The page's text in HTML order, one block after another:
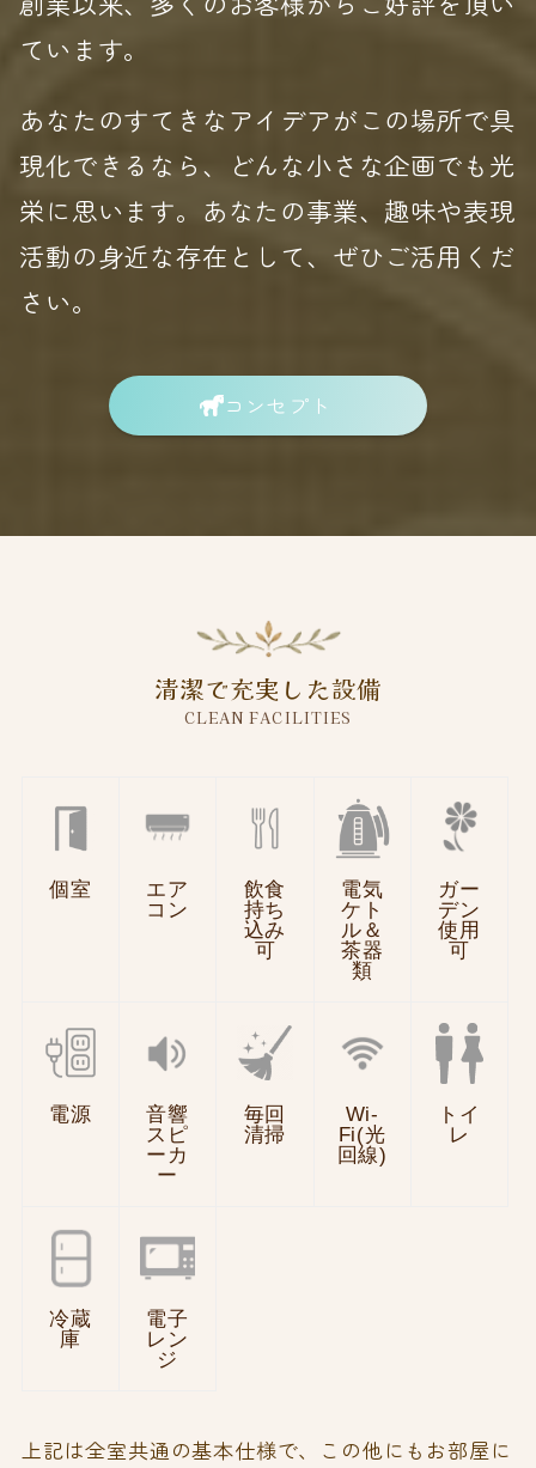
ています。
あなたのすてきなアイデアがこの場所で具
現化できるなら、どんな小さな企画でも光
栄に思います。あなたの事業、趣味や表現
活動の身近な存在として、ぜひご活用くだ
さい。
コンセプト
清潔で充実した設備
CLEAN FACILITIES
個室
エア
コン
飲食
持ち
込み
可
電気
ケト
ル＆
茶器
類
ガー
デン
使用
可
電源
音響
スピ
ーカ
ー
毎回
清掃
Wi-
Fi(光
回線)
トイ
レ
冷蔵
庫
電子
レン
ジ
上記は全室共通の基本仕様で、この他にもお部屋に